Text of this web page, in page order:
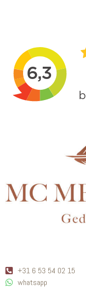
+31 6 53 54 02 15
whatsapp